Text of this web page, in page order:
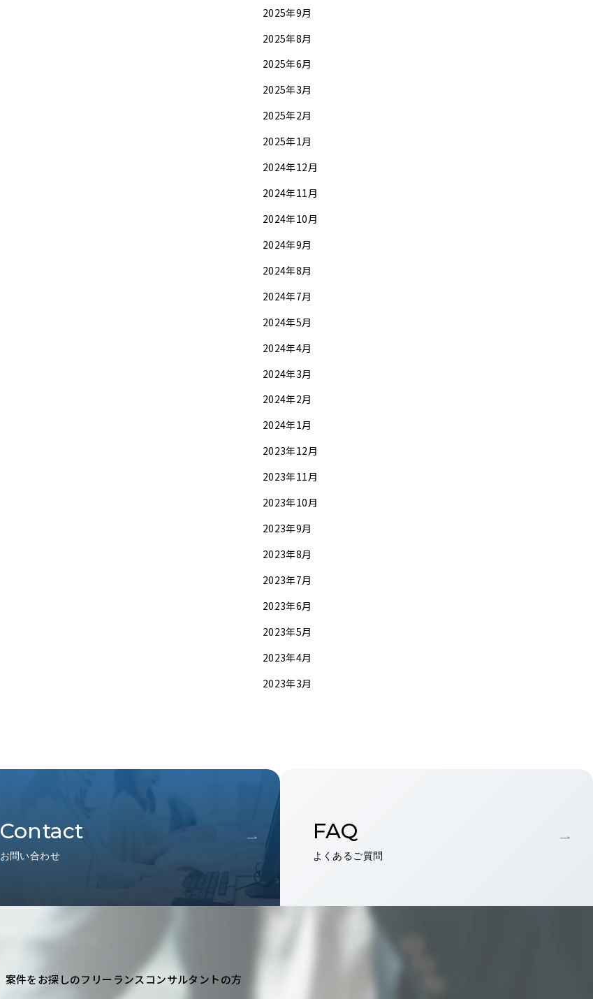
2025年9月
2025年8月
2025年6月
2025年3月
2025年2月
2025年1月
2024年12月
2024年11月
2024年10月
2024年9月
2024年8月
2024年7月
2024年5月
2024年4月
2024年3月
2024年2月
2024年1月
2023年12月
2023年11月
2023年10月
2023年9月
2023年8月
2023年7月
2023年6月
2023年5月
2023年4月
2023年3月
Contact
お問い合わせ
FAQ
よくあるご質問
案件をお探しのフリーランスコンサルタントの方